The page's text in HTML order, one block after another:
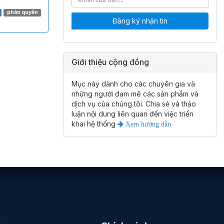
phân quyền
Đăng ký nhận tin
Giới thiệu cộng đồng
Mục này dành cho các chuyên gia và
những người đam mê các sản phẩm và
dịch vụ của chúng tôi. Chia sẻ và thảo
luận nội dung liên quan đến việc triển
khai hệ thống
Xem hướng dẫn